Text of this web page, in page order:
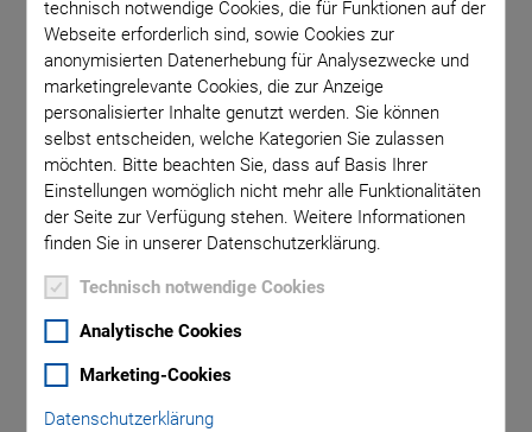
technisch notwendige Cookies, die für Funktionen auf der
Webseite erforderlich sind, sowie Cookies zur
anonymisierten Datenerhebung für Analysezwecke und
marketingrelevante Cookies, die zur Anzeige
personalisierter Inhalte genutzt werden. Sie können
selbst entscheiden, welche Kategorien Sie zulassen
möchten. Bitte beachten Sie, dass auf Basis Ihrer
Einstellungen womöglich nicht mehr alle Funktionalitäten
der Seite zur Verfügung stehen. Weitere Informationen
finden Sie in unserer Datenschutzerklärung.
Technisch notwendige Cookies
Analytische Cookies
Marketing-Cookies
Datenschutzerklärung
Integrationen werden in kommerziellen Software-Paketen
durchgeführt; es gibt aber auch einige Open-Source-Pakete,
bei denen üblicherweise die Community den benötigten Code
umsetzt.
Die meisten Integrationen basieren auf der PI GCS2DLL.
Wenn Sie einen Controller nutzen wollen, der nicht in den
unten aufgeführten Seiten gelistet ist, kontaktieren Sie uns
bitte, damit wir nach einer geeigneten Erweiterung prüfen
Möchten Sie unsere Treiber in Ihre Software-Umgebung
integrieren und haben dazu Fragen? Ist Ihre Integration
genannt werden?